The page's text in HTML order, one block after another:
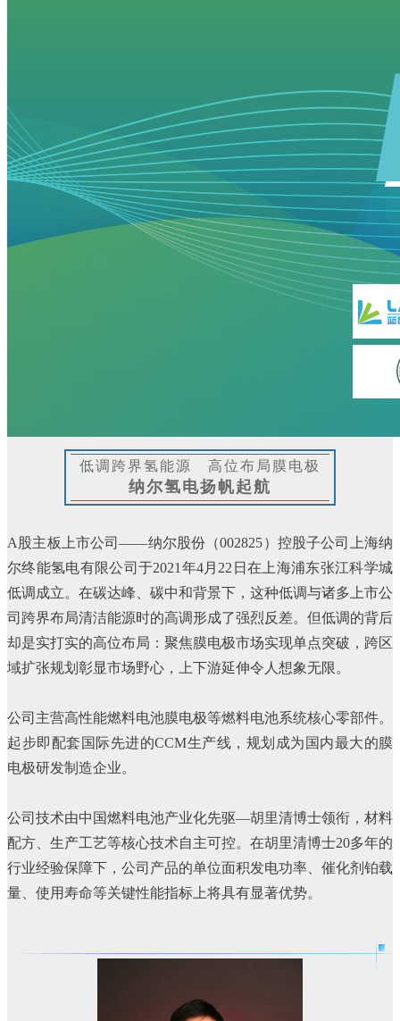
低调跨界氢能源 高位布局膜电极
纳尔氢电扬帆起航
A股主板上市公司——纳尔股份（002825）控股子公司上海纳
尔终能氢电有限公司于2021年4月22日在上海浦东张江科学城
低调成立。在碳达峰、碳中和背景下，这种低调与诸多上市公
司跨界布局清洁能源时的高调形成了强烈反差。但低调的背后
却是实打实的高位布局：聚焦膜电极市场实现单点突破，跨区
域扩张规划彰显市场野心，上下游延伸令人想象无限。
公司主营高性能燃料电池膜电极等燃料电池系统核心零部件。
起步即配套国际先进的CCM生产线，规划成为国内最大的膜
电极研发制造企业。
公司技术由中国燃料电池产业化先驱—胡里清博士领衔，材料
配方、生产工艺等核心技术自主可控。在胡里清博士20多年的
行业经验保障下， 公司 产品的单位面积发电功率、催化剂铂载
量、使用寿命等关键性能指标上将具有显著优势。